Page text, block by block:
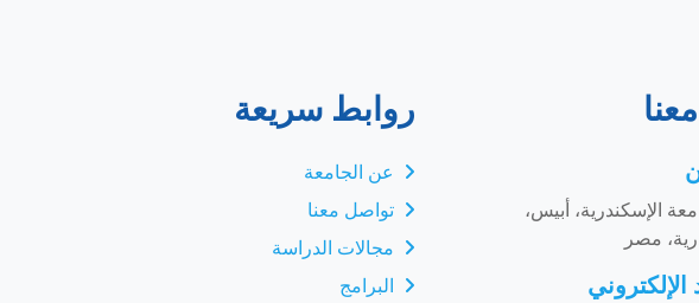
الإسكندرية، أبيس،
مصر
الإلكتروني
روابط سريعة
عن الجامعة
تواصل معنا
مجالات الدراسة
البرامج